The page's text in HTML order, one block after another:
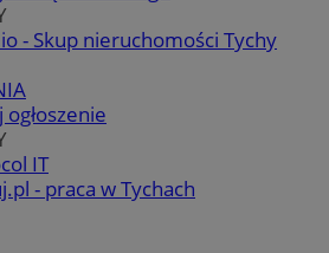
- Skup nieruchomości Tychy
ogłoszenie
IT
- praca w Tychach